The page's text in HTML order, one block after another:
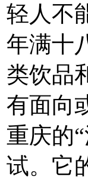
轻人不
年满十
类饮品
有面向
重庆的
试。它